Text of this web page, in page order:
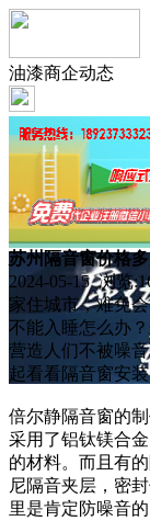
油漆商企动态
苏州隔音窗价格
2024-05-15 浏览:
家住城市，难免
不能入睡怎么办
营造人们不被噪
起看看隔音窗安
倍尔静隔音窗的
采用了铝钛镁合
的材料。而且有
尼隔音夹层，密
里是肯定防噪音的